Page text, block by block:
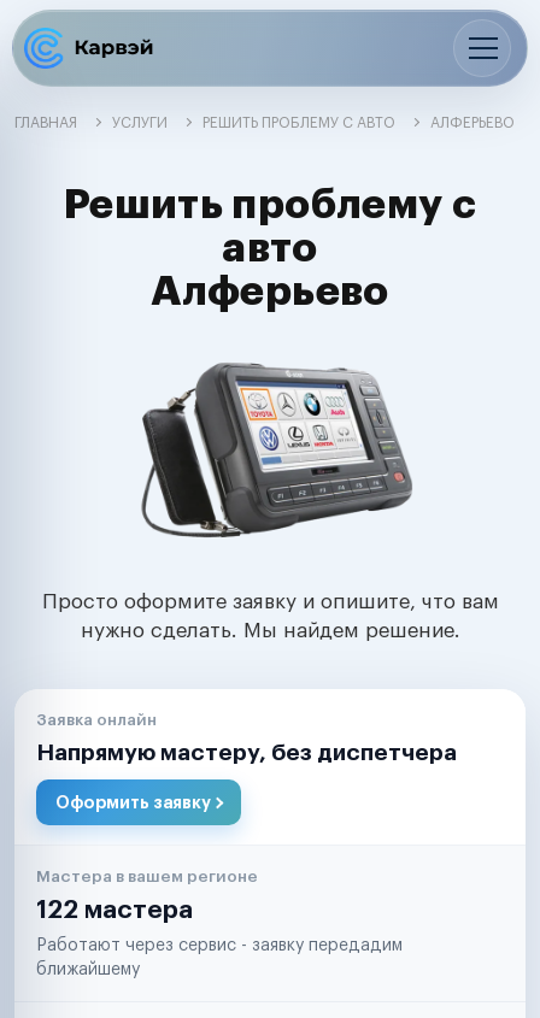
ГЛАВНАЯ УСЛУГИ РЕШИТЬ ПРОБЛЕМУ С АВТО АЛФЕРЬЕВО
Решить проблему с
авто
Алферьево
Просто оформите заявку и опишите, что вам
нужно сделать. Мы найдем решение.
Заявка онлайн
Напрямую мастеру, без диспетчера
Оформить заявку
Мастера в вашем регионе
122 мастера
Работают через сервис - заявку передадим
ближайшему